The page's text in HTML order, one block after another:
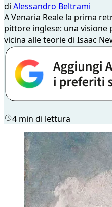
di Alessandro Beltrami
A Venaria Reale la prima
pittore inglese: una visione
vicina alle teorie di Isaac
4 min di lettura